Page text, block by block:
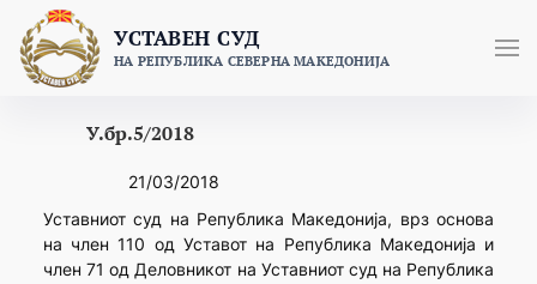
content
УСТАВЕН СУД
НА РЕПУБЛИКА СЕВЕРНА МАКЕДОНИЈА
У.бр.5/2018
21/03/2018
Уставниот суд на Република Македонија, врз основа
на член 110 од Уставот на Република Македонија и
член 71 од Деловникот на Уставниот суд на Република